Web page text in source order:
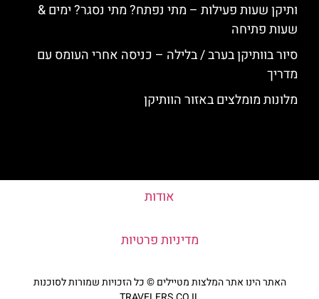
ותיקן שעות פעילות – מתי נפתח? מתי נסגר? ימים &
שעות פתיחה
סיור בוותיקן בערב / בלילה – כניסה אחרי העומס עם
מדריך
מלונות מומלצים באזור הוותיקן
אודות
מדיניות פרטיות
האתר הינו אתר המלצות מטיילים © כל הזכויות שמורות לסוכנות